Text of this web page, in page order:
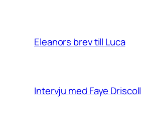
Eleanors brev till Luca
Intervju med Faye Driscoll